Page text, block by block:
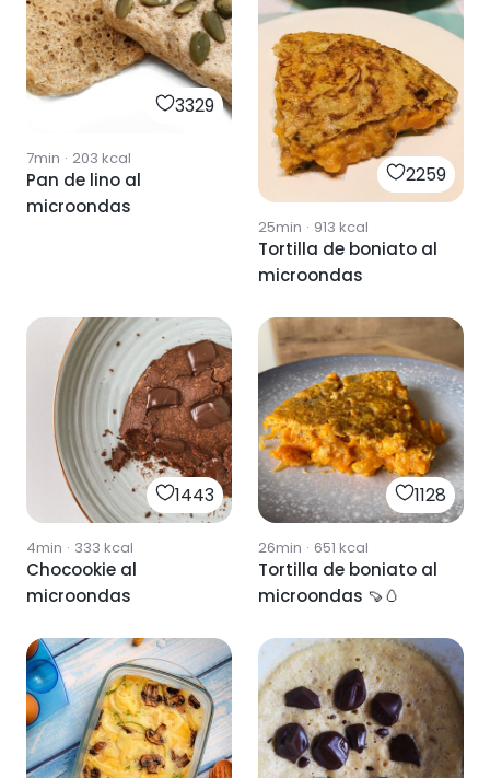
3329
7min · 203 kcal
Pan de lino al
microondas
2259
25min · 913 kcal
Tortilla de boniato al
microondas
1443
4min · 333 kcal
Chocookie al
microondas
1128
26min · 651 kcal
Tortilla de boniato al
microondas 🍠🥚